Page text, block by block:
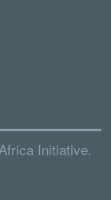
Initiative.